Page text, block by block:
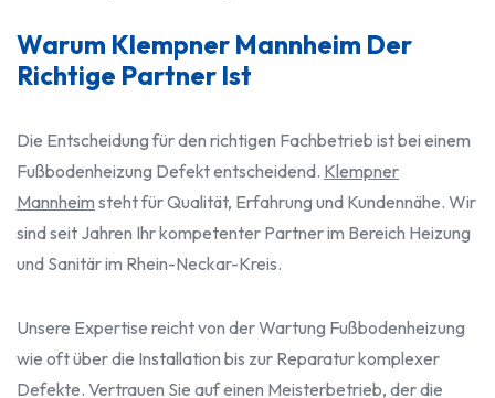
Warum Klempner Mannheim Der
Richtige Partner Ist
Die Entscheidung für den richtigen Fachbetrieb ist bei einem
Fußbodenheizung Defekt entscheidend. Klempner
Mannheim steht für Qualität, Erfahrung und Kundennähe. Wir
sind seit Jahren Ihr kompetenter Partner im Bereich Heizung
und Sanitär im Rhein-Neckar-Kreis.
Unsere Expertise reicht von der Wartung Fußbodenheizung
wie oft über die Installation bis zur Reparatur komplexer
Defekte. Vertrauen Sie auf einen Meisterbetrieb, der die